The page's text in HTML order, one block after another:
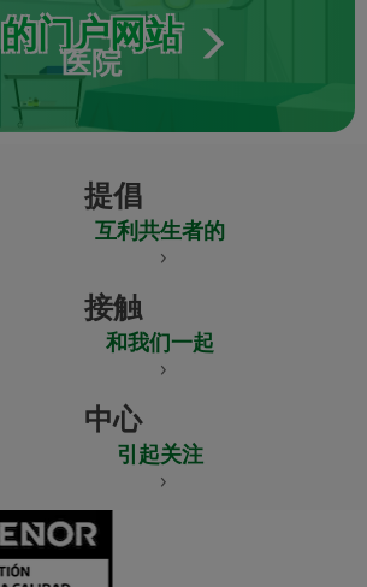
的门户网站
医院
提倡
互利共生者的
接触
和我们一起
中心
引起关注